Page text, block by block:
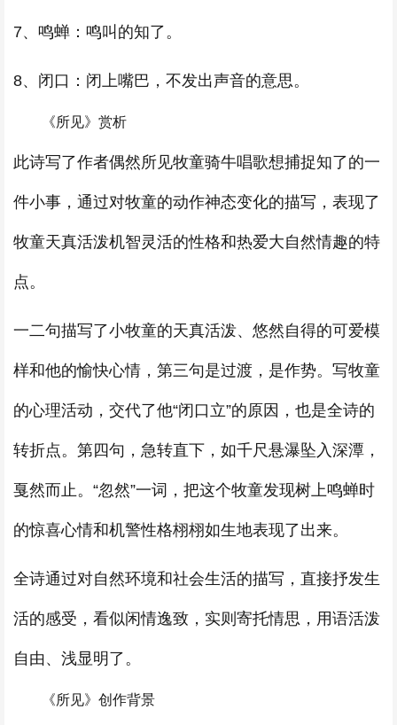
7、鸣蝉：鸣叫的知了。
8、闭口：闭上嘴巴，不发出声音的意思。
《所见》赏析
此诗写了作者偶然所见牧童骑牛唱歌想捕捉知了的一
件小事，通过对牧童的动作神态变化的描写，表现了
牧童天真活泼机智灵活的性格和热爱大自然情趣的特
点。
一二句描写了小牧童的天真活泼、悠然自得的可爱模
样和他的愉快心情，第三句是过渡，是作势。写牧童
的心理活动，交代了他“闭口立”的原因，也是全诗的
转折点。第四句，急转直下，如千尺悬瀑坠入深潭，
戛然而止。“忽然”一词，把这个牧童发现树上鸣蝉时
的惊喜心情和机警性格栩栩如生地表现了出来。
全诗通过对自然环境和社会生活的描写，直接抒发生
活的感受，看似闲情逸致，实则寄托情思，用语活泼
自由、浅显明了。
《所见》创作背景